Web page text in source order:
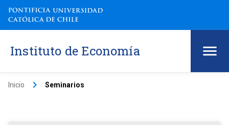
Instituto de Economía
Inicio keyboard_arrow_right Seminarios